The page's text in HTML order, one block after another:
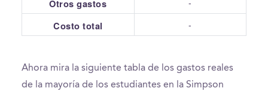
Otros gastos
Costo total -
Ahora mira la siguiente tabla de los gastos reales
de la mayoría de los estudiantes en la Simpson